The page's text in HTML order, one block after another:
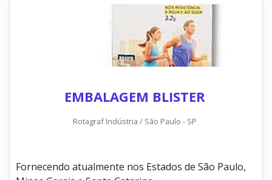
EMBALAGEM BLISTER
Rotagraf Indústria / São Paulo - SP
Fornecendo atualmente nos Estados de São Paulo,